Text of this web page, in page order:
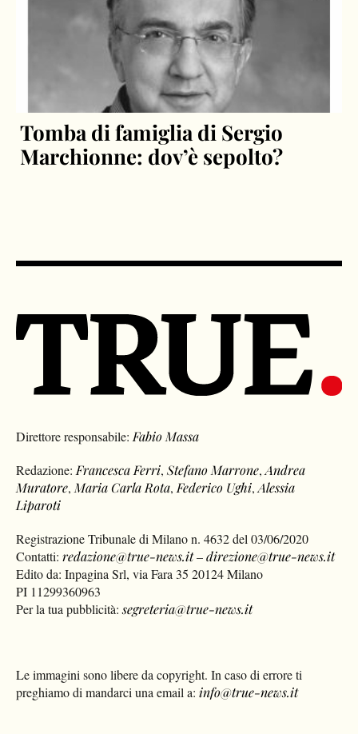
Tomba di famiglia di Sergio
Marchionne: dov’è sepolto?
Direttore responsabile:Fabio Massa
Redazione:Francesca Ferri,Stefano Marrone,Andrea
Muratore,Maria Carla Rota,Federico Ughi,Alessia
Liparoti
Registrazione Tribunale di Milano n. 4632 del 03/06/2020
Contatti:redazione@true-news.it–direzione@true-news.it
Edito da: Inpagina Srl, via Fara 35 20124 Milano
PI 11299360963
Per la tua pubblicità:segreteria@true-news.it
Le immagini sono libere da copyright. In caso di errore ti
preghiamo di mandarci una email a: info@true-news.it